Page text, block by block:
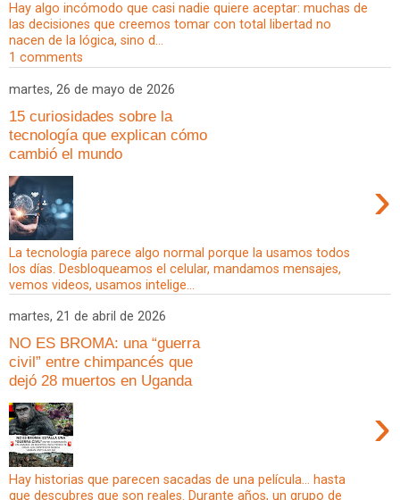
Hay algo incómodo que casi nadie quiere aceptar: muchas de
las decisiones que creemos tomar con total libertad no
nacen de la lógica, sino d...
1 comments
martes, 26 de mayo de 2026
15 curiosidades sobre la
tecnología que explican cómo
cambió el mundo
›
La tecnología parece algo normal porque la usamos todos
los días. Desbloqueamos el celular, mandamos mensajes,
vemos videos, usamos intelige...
martes, 21 de abril de 2026
NO ES BROMA: una “guerra
civil” entre chimpancés que
dejó 28 muertos en Uganda
›
Hay historias que parecen sacadas de una película… hasta
que descubres que son reales. Durante años, un grupo de